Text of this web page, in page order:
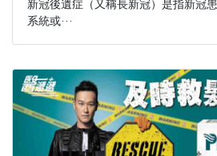
新冠後遺症（又稱長新冠）是指新冠
系統或···